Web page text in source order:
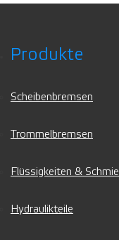
Produkte
Scheibenbremsen
Trommelbremsen
Flüssigkeiten &
Hydraulikteile